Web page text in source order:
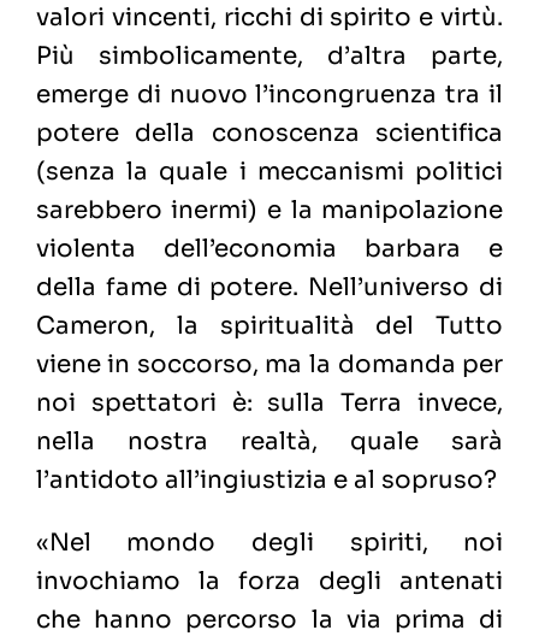
valori vincenti, ricchi di spirito e virtù.
Più simbolicamente, d’altra parte,
emerge di nuovo l’incongruenza tra il
potere della conoscenza scientifica
(senza la quale i meccanismi politici
sarebbero inermi) e la manipolazione
violenta dell’economia barbara e
della fame di potere. Nell’universo di
Cameron, la spiritualità del Tutto
viene in soccorso, ma la domanda per
noi spettatori è: sulla Terra invece,
nella nostra realtà, quale sarà
l’antidoto all’ingiustizia e al sopruso?
«Nel mondo degli spiriti, noi
invochiamo la forza degli antenati
che hanno percorso la via prima di